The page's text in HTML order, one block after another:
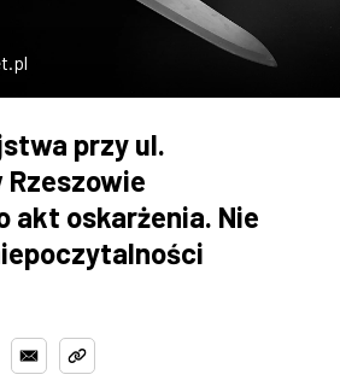
przy ul.
akt oskarżenia. Nie